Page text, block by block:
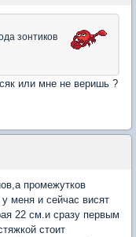
зонтиков
или мне не веришь ?
промежутков
меня и сейчас висят
22 см.и сразу первым
стоит